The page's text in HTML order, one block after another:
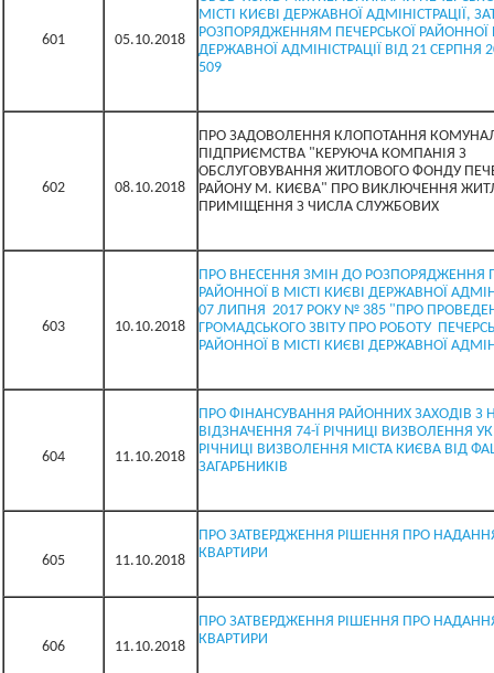
601 05.10.2018
МІСТІ КИЄВІ ДЕРЖАВНОЇ АДМІНІСТРАЦІЇ,
РОЗПОРЯДЖЕННЯМ ПЕЧЕРСЬКОЇ РАЙОННОЇ
ДЕРЖАВНОЇ АДМІНІСТРАЦІЇ ВІД 21 СЕРПНЯ
509
602 08.10.2018
ПРО ЗАДОВОЛЕННЯ КЛОПОТАННЯ
ПІДПРИЄМСТВА "КЕРУЮЧА КОМПАНІЯ З
ОБСЛУГОВУВАННЯ ЖИТЛОВОГО ФОНДУ
РАЙОНУ М. КИЄВА" ПРО ВИКЛЮЧЕННЯ
ПРИМІЩЕННЯ З ЧИСЛА СЛУЖБОВИХ
603 10.10.2018
ПРО ВНЕСЕННЯ ЗМІН ДО РОЗПОРЯДЖЕННЯ
РАЙОННОЇ В МІСТІ КИЄВІ ДЕРЖАВНОЇ
07 ЛИПНЯ 2017 РОКУ № 385 "ПРО
ГРОМАДСЬКОГО ЗВІТУ ПРО РОБОТУ
РАЙОННОЇ В МІСТІ КИЄВІ ДЕРЖАВНОЇ
604 11.10.2018
ПРО ФІНАНСУВАННЯ РАЙОННИХ ЗАХОДІВ З
ВІДЗНАЧЕННЯ 74-Ї РІЧНИЦІ ВИЗВОЛЕННЯ
РІЧНИЦІ ВИЗВОЛЕННЯ МІСТА КИЄВА ВІД
ЗАГАРБНИКІВ
605 11.10.2018
ПРО ЗАТВЕРДЖЕННЯ РІШЕННЯ ПРО
КВАРТИРИ
606 11.10.2018
ПРО ЗАТВЕРДЖЕННЯ РІШЕННЯ ПРО
КВАРТИРИ